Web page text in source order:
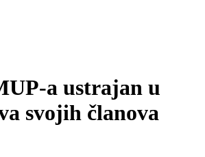
a ustrajan u
svojih članova